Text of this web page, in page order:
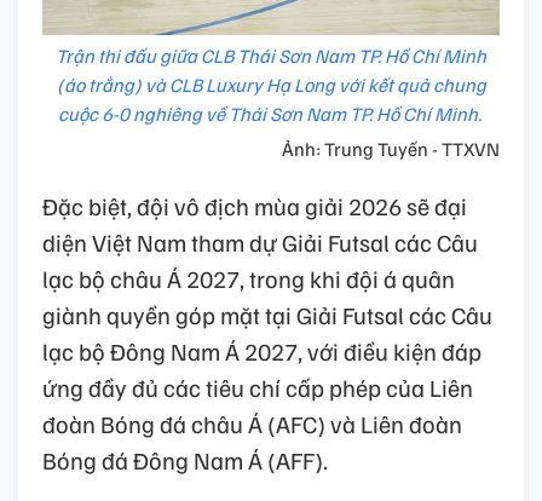
Trận thi đấu giữa CLB Thái Sơn Nam TP. Hồ Chí Minh
(áo trắng) và CLB Luxury Hạ Long với kết quả chung
cuộc 6-0 nghiêng về Thái Sơn Nam TP. Hồ Chí Minh.
Ảnh: Trung Tuyến - TTXVN
Đặc biệt, đội vô địch mùa giải 2026 sẽ đại
diện Việt Nam tham dự Giải Futsal các Câu
lạc bộ châu Á 2027, trong khi đội á quân
giành quyền góp mặt tại Giải Futsal các Câu
lạc bộ Đông Nam Á 2027, với điều kiện đáp
ứng đầy đủ các tiêu chí cấp phép của Liên
đoàn Bóng đá châu Á (AFC) và Liên đoàn
Bóng đá Đông Nam Á (AFF).